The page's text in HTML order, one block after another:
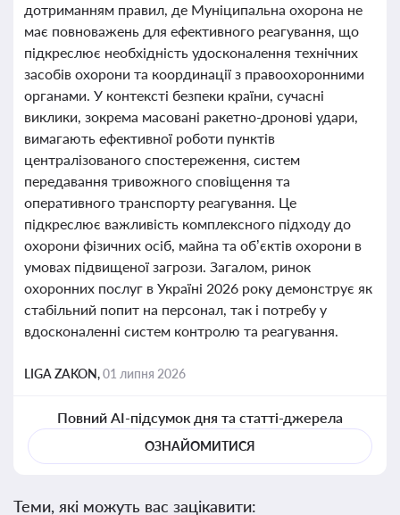
дотриманням правил, де Муніципальна охорона не
має повноважень для ефективного реагування, що
підкреслює необхідність удосконалення технічних
засобів охорони та координації з правоохоронними
органами. У контексті безпеки країни, сучасні
виклики, зокрема масовані ракетно-дронові удари,
вимагають ефективної роботи пунктів
централізованого спостереження, систем
передавання тривожного сповіщення та
оперативного транспорту реагування. Це
підкреслює важливість комплексного підходу до
охорони фізичних осіб, майна та об’єктів охорони в
умовах підвищеної загрози. Загалом, ринок
охоронних послуг в Україні 2026 року демонструє як
стабільний попит на персонал, так і потребу у
вдосконаленні систем контролю та реагування.
LIGA ZAKON,01 липня 2026
Повний AI-підсумок дня та статті-джерела
ОЗНАЙОМИТИСЯ
Теми, які можуть вас зацікавити: